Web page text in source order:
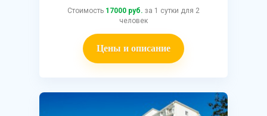
Стоимость 17000 руб. за 1 сутки для 2
человек
Цены и описание